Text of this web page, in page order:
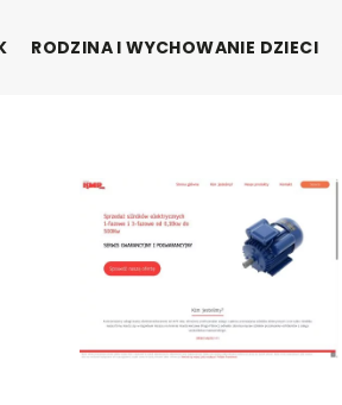
RODZINA I WYCHOWANIE DZIECI